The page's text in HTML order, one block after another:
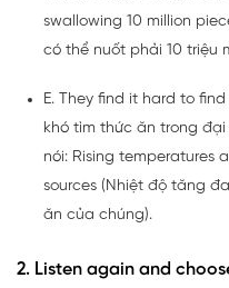
swallowing 10 million
có thể nuốt phải 10 triệu
E. They find it hard to
khó tìm thức ăn trong
nói: Rising temperatures
sources (Nhiệt độ tăng
ăn của chúng).
2. Listen again and